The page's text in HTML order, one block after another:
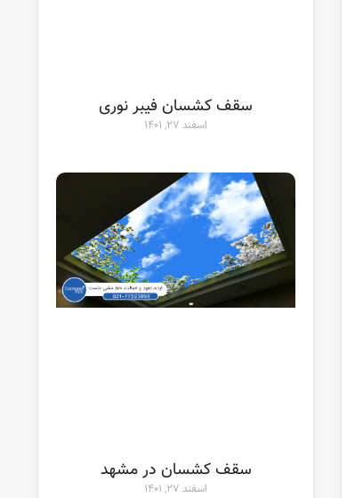
سقف کشسان فیبر نوری
اسفند ۲۷, ۱۴۰۱
سقف کشسان در مشهد
اسفند ۲۷, ۱۴۰۱